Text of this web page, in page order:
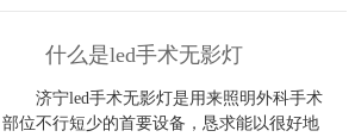
什么是led手术无影灯
济宁led手术无影灯是用来照明外科手术
部位不行短少的首要设备，恳求能以很好地